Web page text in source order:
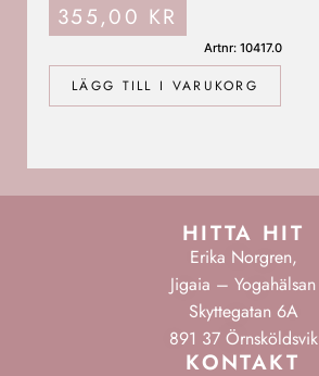
LÄGG TILL I VARUKORG
355,00 KR
Artnr: 10417.0
HITTA HIT
Erika Norgren,
Jigaia – Yogahälsan
Skyttegatan 6A
891 37 Örnsköldsvik
KONTAKT